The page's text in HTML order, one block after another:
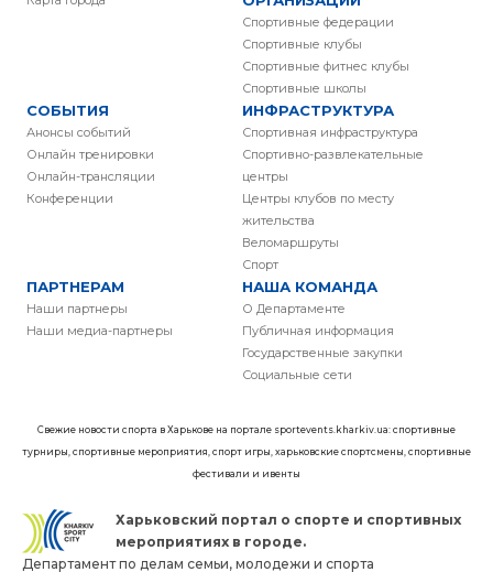
Спортивные федерации
Спортивные клубы
Спортивные фитнес клубы
Спортивные школы
СОБЫТИЯ
Анонсы событий
Онлайн тренировки
Онлайн-трансляции
Конференции
ИНФРАСТРУКТУРА
Спортивная инфраструктура
Спортивно-развлекательные
центры
Центры клубов по месту
жительства
Веломаршруты
Спорт
ПАРТНЕРАМ
Наши партнеры
Наши медиа-партнеры
НАША КОМАНДА
О Департаменте
Публичная информация
Государственные закупки
Социальные сети
Свежие новости спорта в Харькове на портале sportevents.kharkiv.ua: спортивные
турниры, спортивные мероприятия, спорт игры, харьковские спортсмены, спортивные
фестивали и ивенты
Харьковский портал о спорте и спортивных
мероприятиях в городе.
Департамент по делам семьи, молодежи и спорта